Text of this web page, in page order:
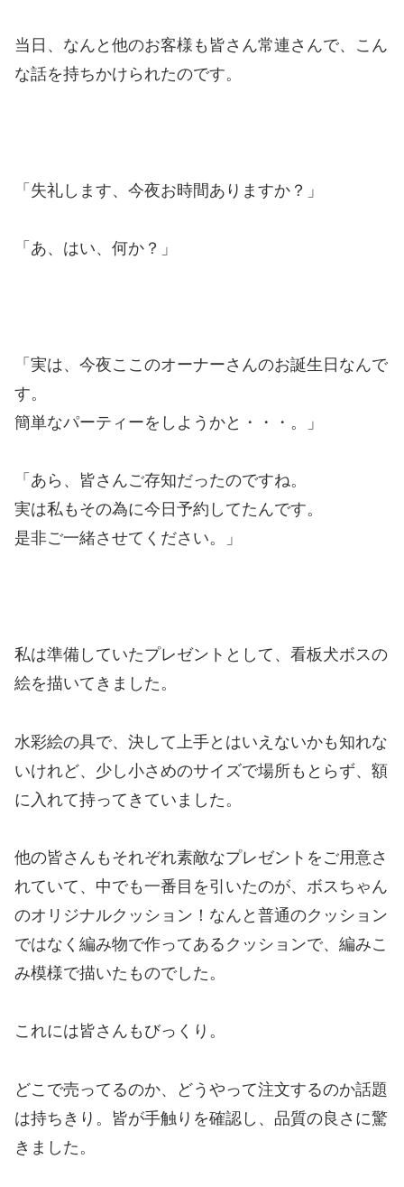
当日、なんと他のお客様も皆さん常連さんで、こん
な話を持ちかけられたのです。
「失礼します、今夜お時間ありますか？」
「あ、はい、何か？」
「実は、今夜ここのオーナーさんのお誕生日なんで
す。
簡単なパーティーをしようかと・・・。」
「あら、皆さんご存知だったのですね。
実は私もその為に今日予約してたんです。
是非ご一緒させてください。」
私は準備していたプレゼントとして、看板犬ボスの
絵を描いてきました。
水彩絵の具で、決して上手とはいえないかも知れな
いけれど、少し小さめのサイズで場所もとらず、額
に入れて持ってきていました。
他の皆さんもそれぞれ素敵なプレゼントをご用意さ
れていて、中でも一番目を引いたのが、ボスちゃん
のオリジナルクッション！なんと普通のクッション
ではなく編み物で作ってあるクッションで、編みこ
み模様で描いたものでした。
これには皆さんもびっくり。
どこで売ってるのか、どうやって注文するのか話題
は持ちきり。皆が手触りを確認し、品質の良さに驚
きました。